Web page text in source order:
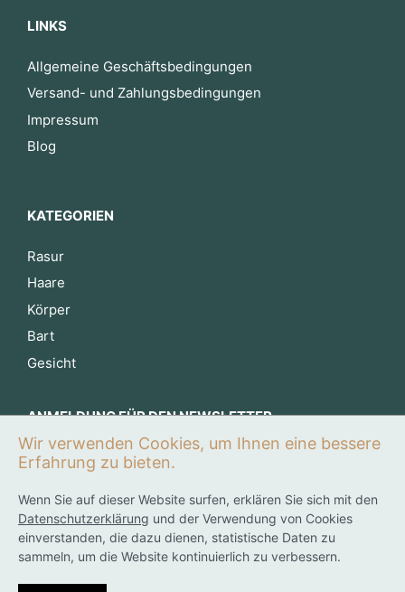
LINKS
Allgemeine Geschäftsbedingungen
Versand- und Zahlungsbedingungen
Impressum
Blog
KATEGORIEN
Rasur
Haare
Körper
Bart
Gesicht
ANMELDUNG FÜR DEN NEWSLETTER
Jetzt anmelden
Alle Preise inkl. der gesetzlichen MwSt.
0
Wir verwenden Cookies, um Ihnen eine bessere
Erfahrung zu bieten.
Wenn Sie auf dieser Website surfen, erklären Sie sich mit den
Datenschutzerklärung und der Verwendung von Cookies
einverstanden, die dazu dienen, statistische Daten zu
sammeln, um die Website kontinuierlich zu verbessern.